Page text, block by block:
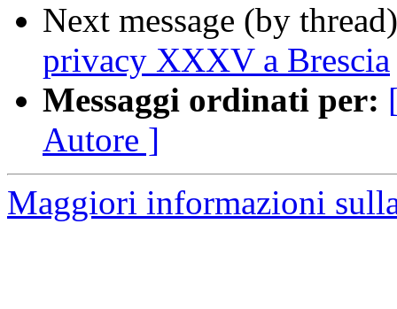
Next message (by
privacy XXXV a Brescia
Messaggi ordinati per:
Autore ]
Maggiori informazioni